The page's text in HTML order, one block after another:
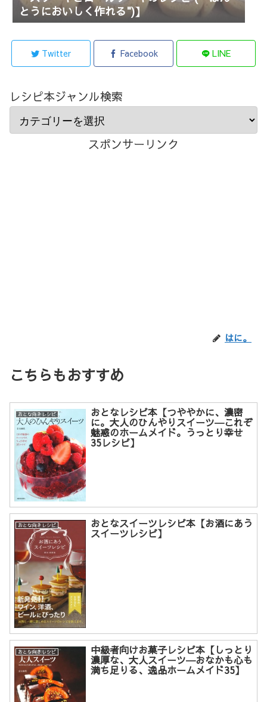
とうにおいしく作れる")】
Twitter Facebook LINE
レシピ本ジャンル検索
スポンサーリンク
はに。
こちらもおすすめ
おとな向きレシピ おとなレシピ本【つややかに、濃密
に。大人のひんやりスイーツ―これぞ
魅惑のホームメイド。うっとり幸せ
35レシピ】
おとな向きレシピ おとなスイーツレシピ本【お酒にあう
スイーツレシピ】
おとな向きレシピ 中級者向けお菓子レシピ本【しっとり
濃厚な、大人スイーツ―おなかも心も
満ち足りる、逸品ホームメイド35】